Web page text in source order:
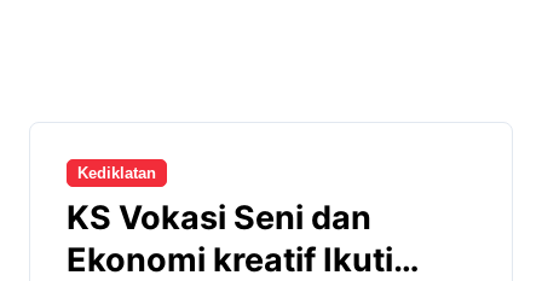
Kediklatan
KS Vokasi Seni dan
Ekonomi kreatif Ikuti